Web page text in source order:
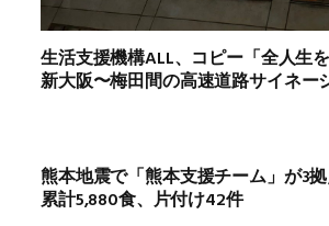
生活支援機構ALL、コピー「全人生
新大阪〜梅田間の高速道路サイネー
熊本地震で「熊本支援チーム」が3
累計5,880食、片付け42件